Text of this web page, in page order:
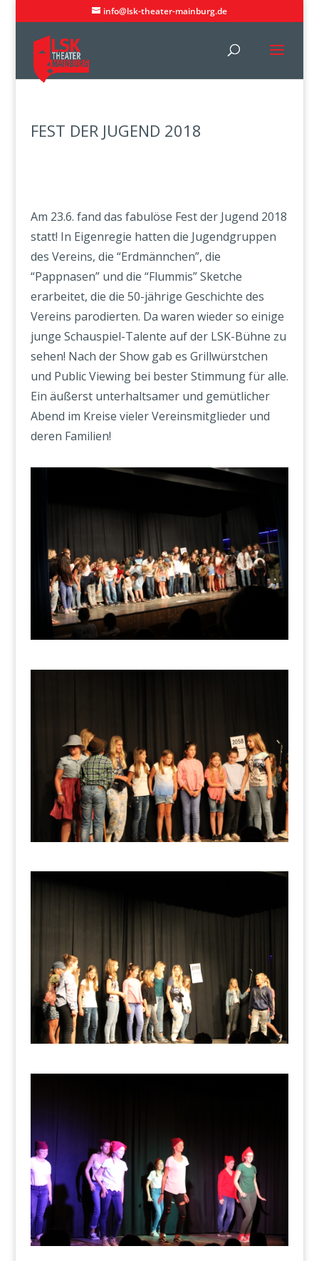
info@lsk-theater-mainburg.de
FEST DER JUGEND 2018
Am 23.6. fand das fabulöse Fest der Jugend 2018
statt! In Eigenregie hatten die Jugendgruppen
des Vereins, die “Erdmännchen”, die
“Pappnasen” und die “Flummis” Sketche
erarbeitet, die die 50-jährige Geschichte des
Vereins parodierten. Da waren wieder so einige
junge Schauspiel-Talente auf der LSK-Bühne zu
sehen! Nach der Show gab es Grillwürstchen
und Public Viewing bei bester Stimmung für alle.
Ein äußerst unterhaltsamer und gemütlicher
Abend im Kreise vieler Vereinsmitglieder und
deren Familien!